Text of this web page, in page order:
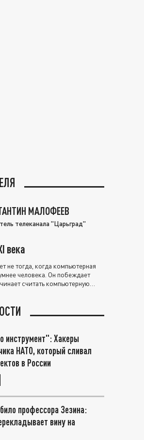
МАЛОФЕЕВ
телеканала "Царьград"
века
не тогда, когда компьютерная
человека. Он побеждает
считать компьютерную
инструмент": Хакеры
НАТО, который сливал
в России
профессора Зезина:
вину на